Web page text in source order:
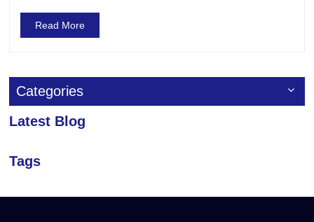
Read More
Categories
Latest Blog
Tags